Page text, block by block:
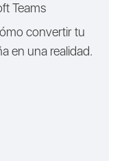
Teams
convertir tu
en una realidad.